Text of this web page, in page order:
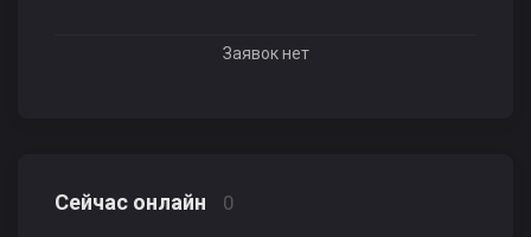
Заявок нет
Сейчас онлайн 0